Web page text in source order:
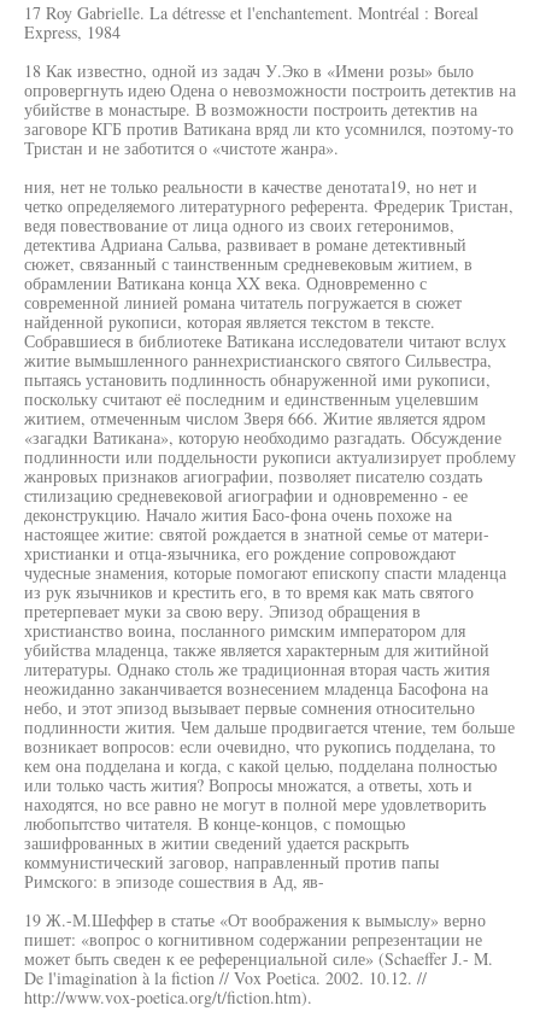
17 Roy Gabrielle. La détresse et l'enchantement. Montréal : Boreal
Express, 1984
18 Как известно, одной из задач У.Эко в «Имени розы» было
опровергнуть идею Одена о невозможности построить детектив на
убийстве в монастыре. В возможности построить детектив на
заговоре КГБ против Ватикана вряд ли кто усомнился, поэтому-то
Тристан и не заботится о «чистоте жанра».
ния, нет не только реальности в качестве денотата19, но нет и
четко определяемого литературного референта. Фредерик Тристан,
ведя повествование от лица одного из своих гетеронимов,
детектива Адриана Сальва, развивает в романе детективный
сюжет, связанный с таинственным средневековым житием, в
обрамлении Ватикана конца XX века. Одновременно с
современной линией романа читатель погружается в сюжет
найденной рукописи, которая является текстом в тексте.
Собравшиеся в библиотеке Ватикана исследователи читают вслух
житие вымышленного раннехристианского святого Сильвестра,
пытаясь установить подлинность обнаруженной ими рукописи,
поскольку считают её последним и единственным уцелевшим
житием, отмеченным числом Зверя 666. Житие является ядром
«загадки Ватикана», которую необходимо разгадать. Обсуждение
подлинности или поддельности рукописи актуализирует проблему
жанровых признаков агиографии, позволяет писателю создать
стилизацию средневековой агиографии и одновременно - ее
деконструкцию. Начало жития Басо-фона очень похоже на
настоящее житие: святой рождается в знатной семье от матери-
христианки и отца-язычника, его рождение сопровождают
чудесные знамения, которые помогают епископу спасти младенца
из рук язычников и крестить его, в то время как мать святого
претерпевает муки за свою веру. Эпизод обращения в
христианство воина, посланного римским императором для
убийства младенца, также является характерным для житийной
литературы. Однако столь же традиционная вторая часть жития
неожиданно заканчивается вознесением младенца Басофона на
небо, и этот эпизод вызывает первые сомнения относительно
подлинности жития. Чем дальше продвигается чтение, тем больше
возникает вопросов: если очевидно, что рукопись подделана, то
кем она подделана и когда, с какой целью, подделана полностью
или только часть жития? Вопросы множатся, а ответы, хоть и
находятся, но все равно не могут в полной мере удовлетворить
любопытство читателя. В конце-концов, с помощью
зашифрованных в житии сведений удается раскрыть
коммунистический заговор, направленный против папы
Римского: в эпизоде сошествия в Ад, яв-
19 Ж.-М.Шеффер в статье «От воображения к вымыслу» верно
пишет: «вопрос о когнитивном содержании репрезентации не
может быть сведен к ее референциальной силе» (Schaeffer J.- M.
De l'imagination à la fiction // Vox Poetica. 2002. 10.12. //
http://www.vox-poetica.org/t/fiction.htm).